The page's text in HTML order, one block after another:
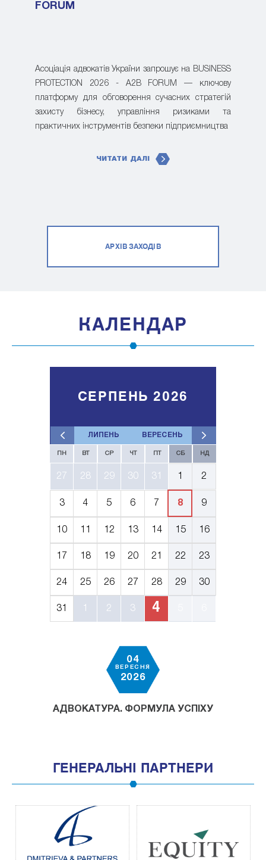
FORUM
Асоціація адвокатів України запрошує на BUSINESS
PROTECTION 2026 - A2B FORUM — ключову
платформу для обговорення сучасних стратегій
захисту бізнесу, управління ризиками та
практичних інструментів безпеки підприємництва
ЧИТАТИ ДАЛІ
АРХІВ ЗАХОДІВ
КАЛЕНДАР
ЛИПЕНЬ ВЕРЕСЕНЬ
СЕРПЕНЬ 2026
ПН ВТ СР ЧТ ПТ СБ НД
27 28 29 30 31 1 2
3 4 5 6 7 8 9
10 11 12 13 14 15 16
17 18 19 20 21 22 23
24 25 26 27 28 29 30
31 1 2 3 4
04
ВЕРЕСНЯ
2026
АДВОКАТУРА. ФОРМУЛА УСПІХУ
ГЕНЕРАЛЬНІ ПАРТНЕРИ